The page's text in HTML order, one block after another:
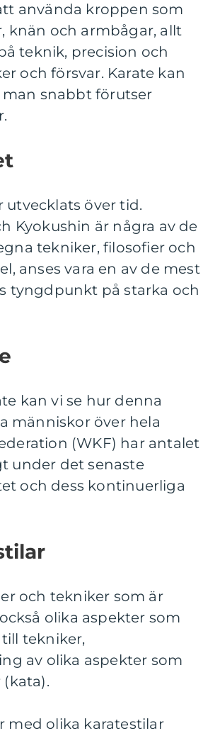
använda kroppen som
knän och armbågar, allt
teknik, precision och
och försvar. Karate kan
man snabbt förutser
utvecklats över tid.
Kyokushin är några av de
tekniker, filosofier och
anses vara en av de mest
tyngdpunkt på starka och
kan vi se hur denna
människor över hela
(WKF) har antalet
under det senaste
och dess kontinuerliga
och tekniker som är
olika aspekter som
tekniker,
av olika aspekter som
med olika karatestilar